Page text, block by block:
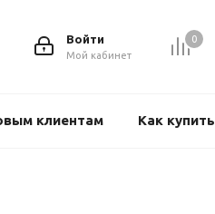
0
Войти
Мой кабинет
клиентам Как купить